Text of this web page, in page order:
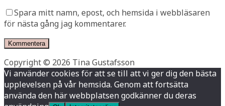
Spara mitt namn, epost, och hemsida i webbläsaren
för nästa gång jag kommentarer.
Copyright © 2026 Tina Gustafsson
Vi använder cookies för att se till att vi ger dig den bästa
upplevelsen på vår hemsida. Genom att fortsätta
använda den här webbplatsen godkänner du deras